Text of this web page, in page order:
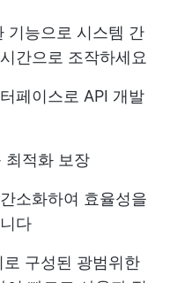
기능으로 시스템 간
간으로 조작하세요
페이스로 API 개발
최적화 보장
소화하여 효율성을
다
구성된 광범위한